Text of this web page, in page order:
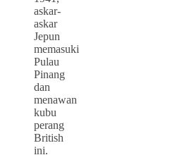
askar-
askar
Jepun
memasuki
Pulau
Pinang
dan
menawan
kubu
perang
British
ini.